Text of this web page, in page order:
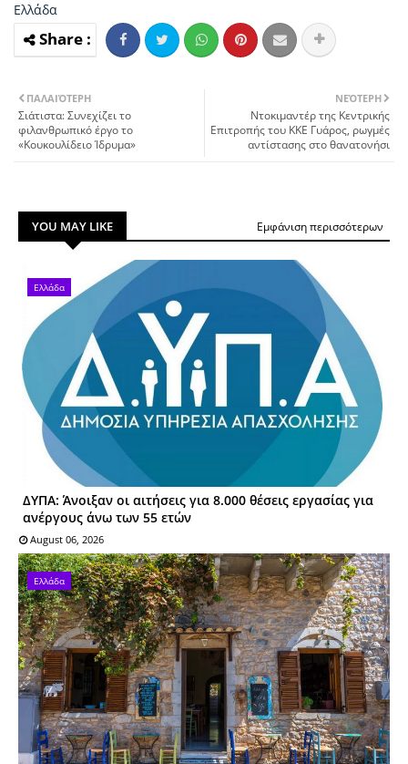
Ελλάδα
ΝΕΌΤΕΡΗ
Ντοκιμαντέρ της Κεντρικής
Επιτροπής του ΚΚΕ Γυάρος, ρωγμές
αντίστασης στο θανατονήσι
ΠΑΛΑΙΌΤΕΡΗ
Σιάτιστα: Συνεχίζει το
φιλανθρωπικό έργο το
«Κουκουλίδειο Ίδρυμα»
YOU MAY LIKE Εμφάνιση περισσότερων
Ελλάδα
ΔΥΠΑ: Άνοιξαν οι αιτήσεις για 8.000 θέσεις εργασίας για
ανέργους άνω των 55 ετών
August 06, 2026
Ελλάδα